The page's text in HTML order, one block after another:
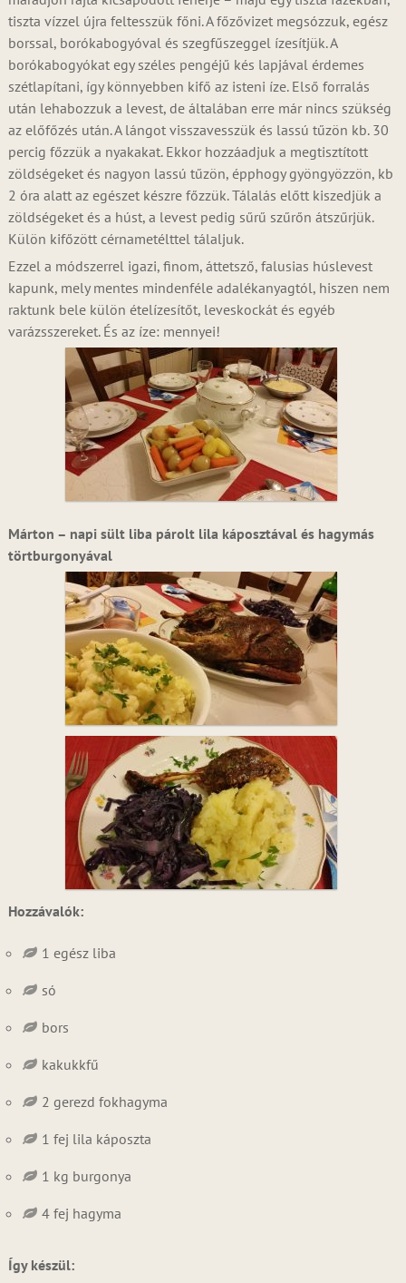
tiszta vízzel újra feltesszük főni. A főzővizet megsózzuk, egész
borssal, borókabogyóval és szegfűszeggel ízesítjük. A
borókabogyókat egy széles pengéjű kés lapjával érdemes
szétlapítani, így könnyebben kifő az isteni íze. Első forralás
után lehabozzuk a levest, de általában erre már nincs szükség
az előfőzés után. A lángot visszavesszük és lassú tűzön kb. 30
percig főzzük a nyakakat. Ekkor hozzáadjuk a megtisztított
zöldségeket és nagyon lassú tűzön, épphogy gyöngyözzön, kb
2 óra alatt az egészet készre főzzük. Tálalás előtt kiszedjük a
zöldségeket és a húst, a levest pedig sűrű szűrőn átszűrjük.
Külön kifőzött cérnametélttel tálaljuk.
Ezzel a módszerrel igazi, finom, áttetsző, falusias húslevest
kapunk, mely mentes mindenféle adalékanyagtól, hiszen nem
raktunk bele külön ételízesítőt, leveskockát és egyéb
varázsszereket. És az íze: mennyei!
Márton – napi sült liba párolt lila káposztával és hagymás
törtburgonyával
Hozzávalók:
1 egész liba
só
bors
kakukkfű
2 gerezd fokhagyma
1 fej lila káposzta
1 kg burgonya
4 fej hagyma
Így készül: